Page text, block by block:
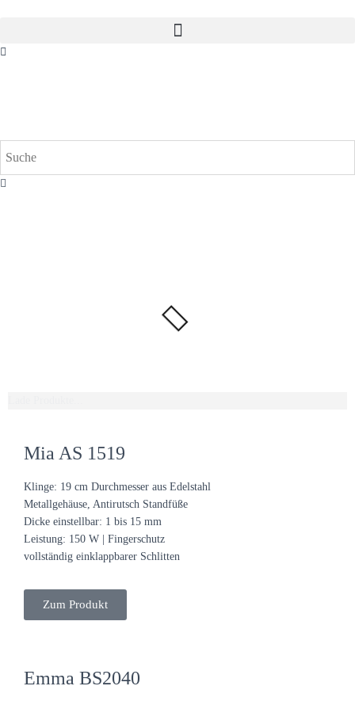
Mia AS 1519
Klinge: 19 cm Durchmesser aus Edelstahl
Metallgehäuse, Antirutsch Standfüße
Dicke einstellbar: 1 bis 15 mm
Leistung: 150 W | Fingerschutz
vollständig einklappbarer Schlitten
Zum Produkt
Emma BS2040